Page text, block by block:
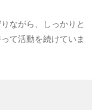
ながら、しっかりと
て活動を続けていま